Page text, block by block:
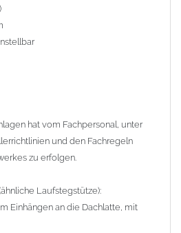
für Nottreppen
hat vom Fachpersonal, unter
und den Fachregeln
zu erfolgen.
Laufstegstütze):
Einhängen an die Dachlatte, mit